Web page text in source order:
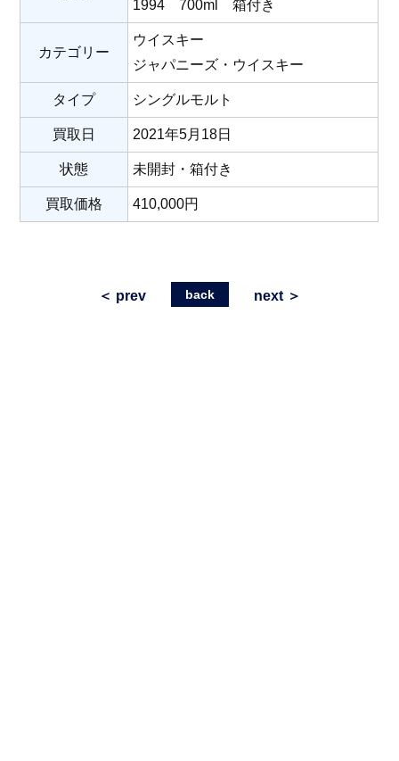
1994 700ml 箱付き
カテゴリー
ウイスキー
ジャパニーズ・ウイスキー
タイプ シングルモルト
買取日 2021年5月18日
状態 未開封・箱付き
買取価格 410,000円
＜ prev back next ＞